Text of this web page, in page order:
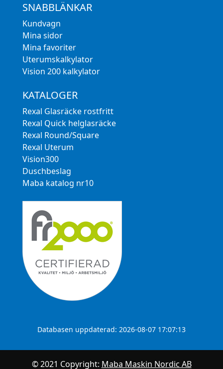
SNABBLÄNKAR
Kundvagn
Mina sidor
Mina favoriter
Uterumskalkylator
Vision 200 kalkylator
KATALOGER
Rexal Glasräcke rostfritt
Rexal Quick helglasräcke
Rexal Round/Square
Rexal Uterum
Vision300
Duschbeslag
Maba katalog nr10
Databasen uppdaterad: 2026-08-07 17:07:13
© 2021 Copyright: Maba Maskin Nordic AB